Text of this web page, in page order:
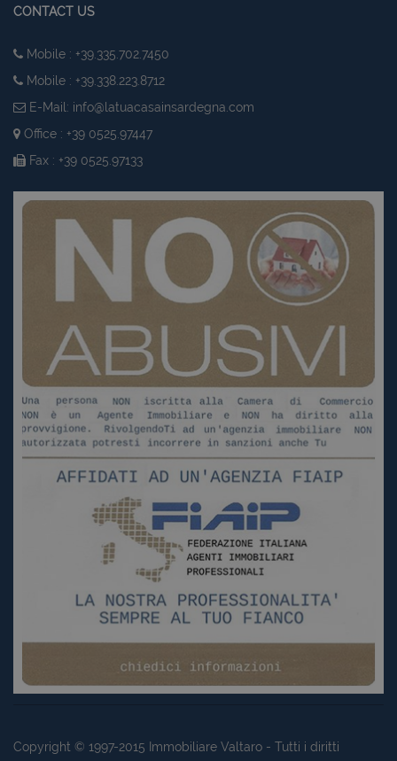
CONTACT US
Mobile : +39.335.702.7450
Mobile : +39.338.223.8712
E-Mail: info@latuacasainsardegna.com
Office : +39 0525.97447
Fax : +39 0525.97133
Copyright © 1997-2015 Immobiliare Valtaro - Tutti i diritti